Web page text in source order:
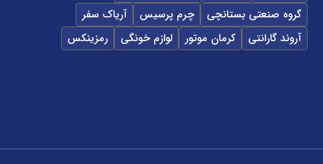
گروه صنعتی بستانچی
چرم پرسیس
آریاک سفر
آروند گارانتی
کرمان موتور لوازم خونگی رمزینکس